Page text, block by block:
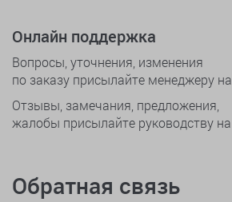
Онлайн поддержка
Вопросы, уточнения, изменения
по заказу присылайте менеджеру на
Отзывы, замечания, предложения,
жалобы присылайте руководству на
Обратная связь